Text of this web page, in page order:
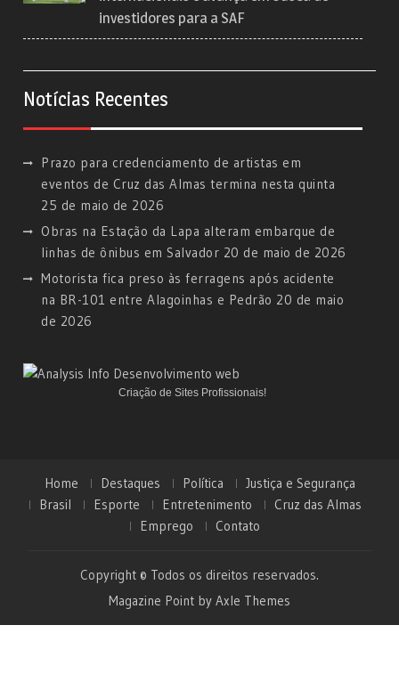
investidores para a SAF
Notícias Recentes
Prazo para credenciamento de artistas em
eventos de Cruz das Almas termina nesta quinta
25 de maio de 2026
Obras na Estação da Lapa alteram embarque de
linhas de ônibus em Salvador 20 de maio de 2026
Motorista fica preso às ferragens após acidente
na BR-101 entre Alagoinhas e Pedrão 20 de maio
de 2026
Criação de Sites Profissionais!
Home Destaques Política
Justiça e Segurança
Brasil
Esporte Entretenimento
Cruz das Almas
Emprego
Contato
Copyright © Todos os direitos reservados.
Magazine Point by Axle Themes